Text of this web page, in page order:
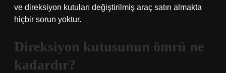
ve direksiyon kutuları değiştirilmiş araç satın almakta
hiçbir sorun yoktur.
Direksiyon kutusunun ömrü ne
kadardır?